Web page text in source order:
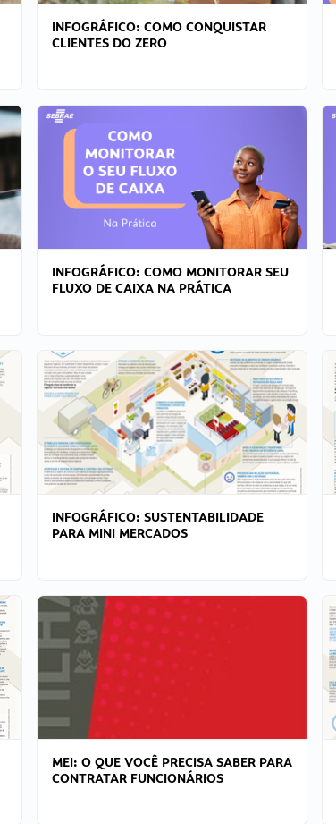
INFOGRÁFICO: COMO CONQUISTAR
CLIENTES DO ZERO
INFOGRÁFICO: COMO MONITORAR SEU
FLUXO DE CAIXA NA PRÁTICA
INFOGRÁFICO: SUSTENTABILIDADE
PARA MINI MERCADOS
MEI: O QUE VOCÊ PRECISA SABER PARA
CONTRATAR FUNCIONÁRIOS